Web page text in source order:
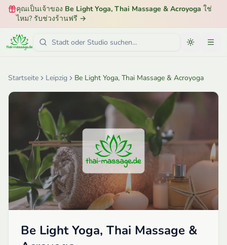
คุณเป็นเจ้าของ Be Light Yoga, Thai Massage & Acroyoga ใช่
ไหม? รับช่วงร้านฟรี →
Startseite Leipzig Be Light Yoga, Thai Massage & Acroyoga
Be Light Yoga, Thai Massage &